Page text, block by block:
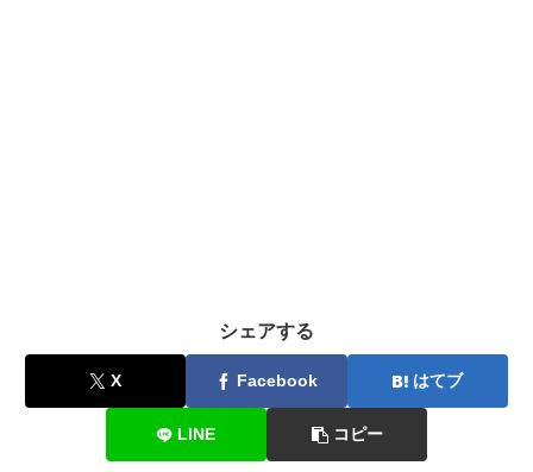
シェアする
X Facebook はてブ
LINE コピー